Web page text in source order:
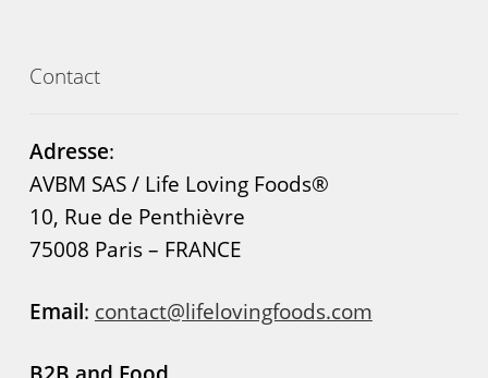
Contact
Adresse:
AVBM SAS / Life Loving Foods®
10, Rue de Penthièvre
75008 Paris – FRANCE
Email: contact@lifelovingfoods.com